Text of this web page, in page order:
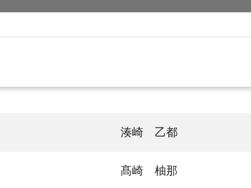
湊崎 乙都
髙崎 柚那